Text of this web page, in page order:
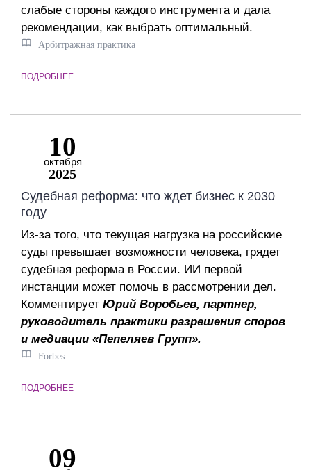
слабые стороны каждого инструмента и дала
рекомендации, как выбрать оптимальный.
Арбитражная практика
ПОДРОБНЕЕ
10
октября
2025
Судебная реформа: что ждет бизнес к 2030
году
Из-за того, что текущая нагрузка на российские
суды превышает возможности человека, грядет
судебная реформа в России. ИИ первой
инстанции может помочь в рассмотрении дел.
Комментирует Юрий Воробьев, партнер,
руководитель практики разрешения споров
и медиации «Пепеляев Групп».
Forbes
ПОДРОБНЕЕ
09